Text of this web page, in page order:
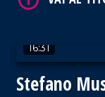
16:31
Stefano